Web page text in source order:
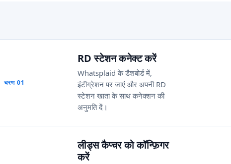
चरण 01
RD स्टेशन कनेक्ट करें
Whatsplaid के डैशबोर्ड में,
इंटीग्रेशन पर जाएं और अपनी RD
स्टेशन खाता के साथ कनेक्शन की
अनुमति दें।
लीड्स कैप्चर को कॉन्फ़िगर
करें